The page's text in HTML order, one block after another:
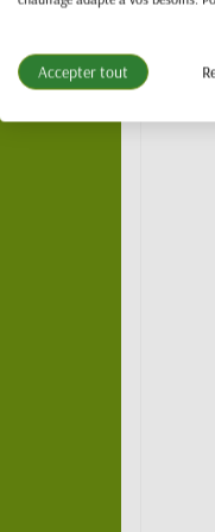
Accepter tout